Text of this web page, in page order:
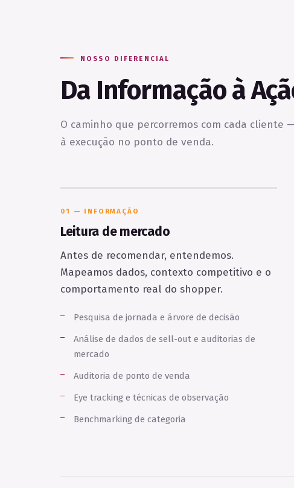
NOSSO DIFERENCIAL
Da Informação à
O caminho que percorremos com cada
à execução no ponto de venda.
01 — INFORMAÇÃO
Leitura de mercado
Antes de recomendar, entendemos.
Mapeamos dados, contexto competitivo e o
comportamento real do shopper.
Pesquisa de jornada e árvore de decisão
Análise de dados de sell-out e auditorias de
mercado
Auditoria de ponto de venda
Eye tracking e técnicas de observação
Benchmarking de categoria